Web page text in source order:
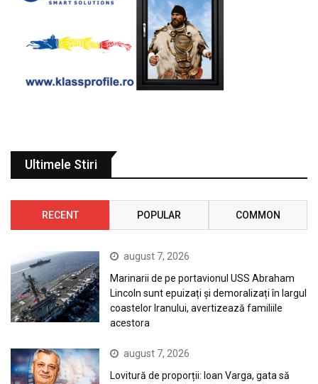
Ultimele Stiri
RECENT POPULAR COMMON
august 7, 2026
Marinarii de pe portavionul USS Abraham
Lincoln sunt epuizați și demoralizați în largul
coastelor Iranului, avertizează familiile
acestora
august 7, 2026
Lovitură de proporții: Ioan Varga, gata să